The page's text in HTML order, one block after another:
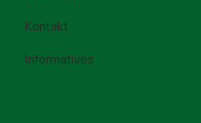
Leistungen
Kontakt